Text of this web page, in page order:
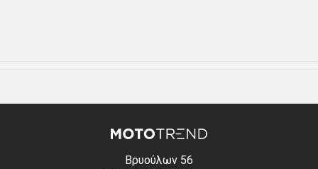
Βρυούλων 56